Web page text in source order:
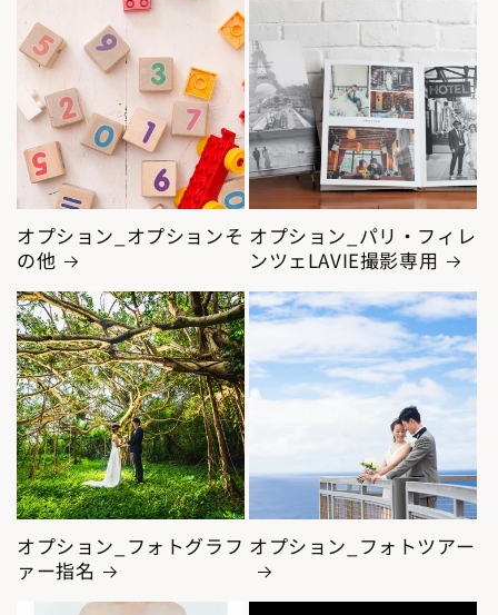
オプション_オプションそ
の他
オプション_パリ・フィレ
ンツェLAVIE撮影専用
オプション_フォトグラフ
ァー指名
オプション_フォトツアー